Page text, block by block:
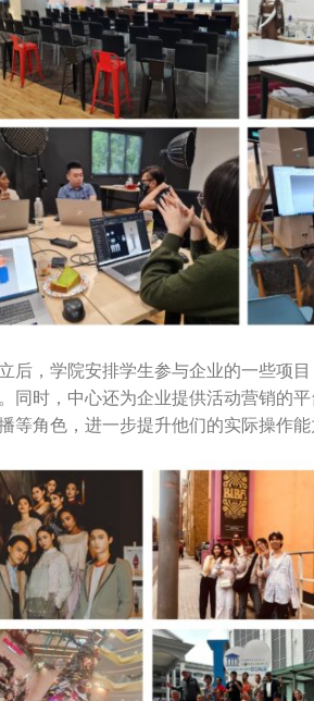
后，学院安排学生参与企业的一些项
同时，中心还为企业提供活动营销的平
等角色，进一步提升他们的实际操作能